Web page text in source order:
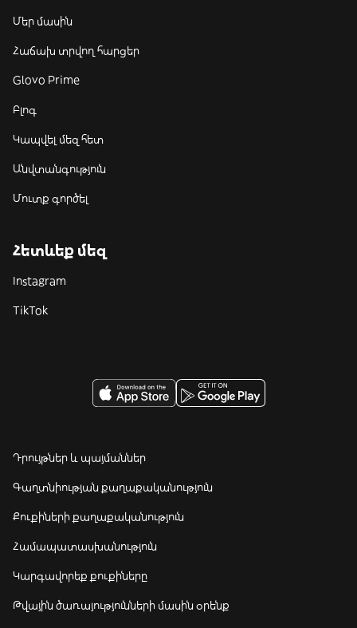
Մեր մասին
Հաճախ տրվող հարցեր
Glovo Prime
Բլոգ
Կապվել մեզ հետ
Անվտանգություն
Մուտք գործել
Հետևեք մեզ
Instagram
TikTok
Դրույթներ և պայմաններ
Գաղտնիության քաղաքականություն
Քուքիների քաղաքականություն
Համապատասխանություն
Կարգավորեք քուքիները
Թվային ծառայությունների մասին օրենք